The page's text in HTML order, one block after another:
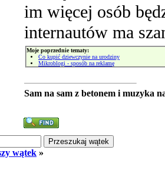
im więcej osób
internautów ma
Moje poprzednie tematy:
Co kupić dziewczynie na urodziny
Mikroblogi - sposób na reklamę
Sam na sam z betonem i muzyka
wątek »